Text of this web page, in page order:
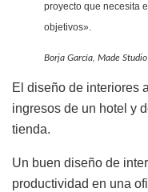
proyecto que necesita
objetivos».
Borja García, Made Studio
El diseño de interiores
ingresos de un hotel y
tienda.
Un buen diseño de
productividad en una